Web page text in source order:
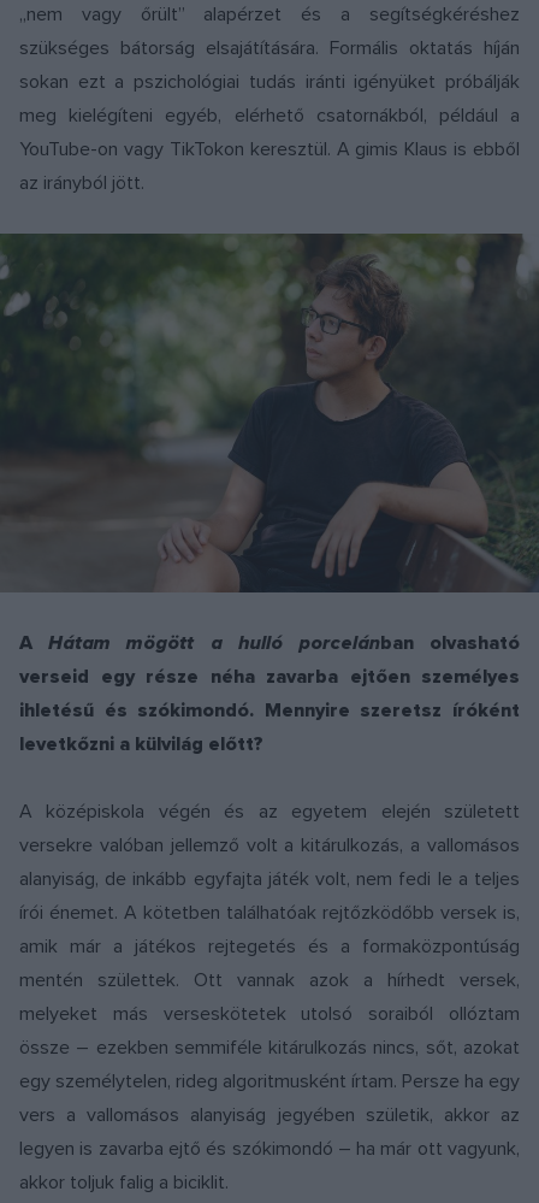
„nem vagy őrült” alapérzet és a segítségkéréshez
szükséges bátorság elsajátítására. Formális oktatás híján
sokan ezt a pszichológiai tudás iránti igényüket próbálják
meg kielégíteni egyéb, elérhető csatornákból, például a
YouTube-on vagy TikTokon keresztül. A gimis Klaus is ebből
az irányból jött.
AHátam mögött a hulló porcelánban olvasható
verseid egy része néha zavarba ejtően személyes
ihletésű és szókimondó. Mennyire szeretsz íróként
levetkőzni a külvilág előtt?
A középiskola végén és az egyetem elején született
versekre valóban jellemző volt a kitárulkozás, a vallomásos
alanyiság, de inkább egyfajta játék volt, nem fedi le a teljes
írói énemet. A kötetben találhatóak rejtőzködőbb versek is,
amik már a játékos rejtegetés és a formaközpontúság
mentén születtek. Ott vannak azok a hírhedt versek,
melyeket más verseskötetek utolsó soraiból ollóztam
össze – ezekben semmiféle kitárulkozás nincs, sőt, azokat
egy személytelen, rideg algoritmusként írtam. Persze ha egy
vers a vallomásos alanyiság jegyében születik, akkor az
legyen is zavarba ejtő és szókimondó – ha már ott vagyunk,
akkor toljuk falig a biciklit.